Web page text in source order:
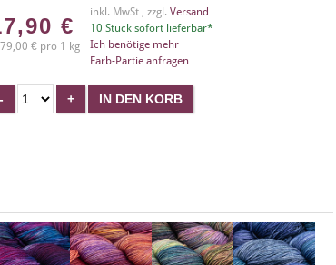
€
€ pro 1 kg
inkl. MwSt , zzgl. Versand
10 Stück sofort lieferbar*
Ich benötige mehr
Farb-Partie anfragen